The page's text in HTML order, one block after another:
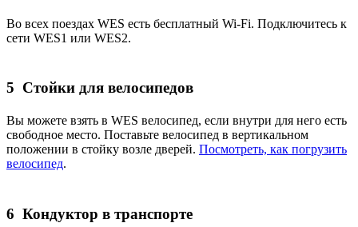
Во всех поездах WES есть бесплатный Wi-Fi. Подключитесь к
сети WES1 или WES2.
5 Стойки для велосипедов
Вы можете взять в WES велосипед, если внутри для него есть
свободное место. Поставьте велосипед в вертикальном
положении в стойку возле дверей. Посмотреть, как погрузить
велосипед.
6 Кондуктор в транспорте